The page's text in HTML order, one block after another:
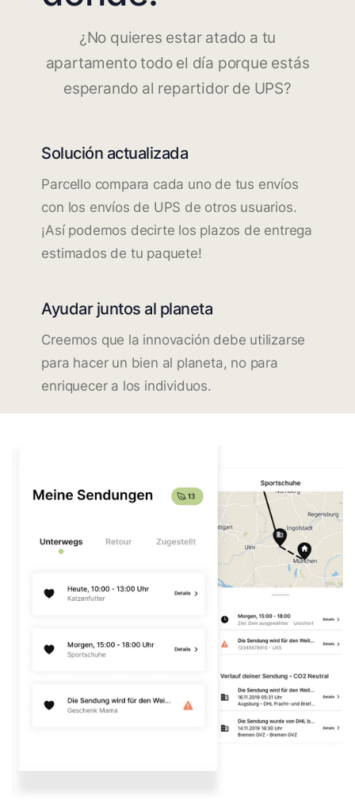
¿No quieres estar atado a tu
apartamento todo el día porque estás
esperando al repartidor de UPS?
Solución actualizada
Parcello compara cada uno de tus envíos
con los envíos de UPS de otros usuarios.
¡Así podemos decirte los plazos de entrega
estimados de tu paquete!
Ayudar juntos al planeta
Creemos que la innovación debe utilizarse
para hacer un bien al planeta, no para
enriquecer a los individuos.